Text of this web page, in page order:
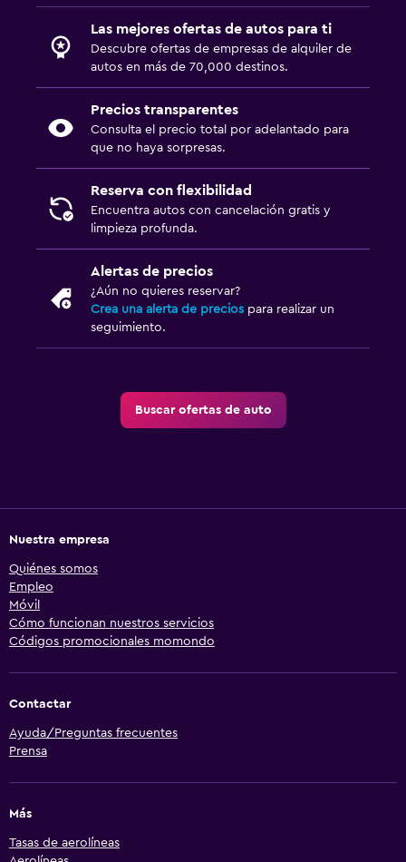
Las mejores ofertas de autos para ti
Descubre ofertas de empresas de alquiler de
autos en más de 70,000 destinos.
Precios transparentes
Consulta el precio total por adelantado para
que no haya sorpresas.
Reserva con flexibilidad
Encuentra autos con cancelación gratis y
limpieza profunda.
Alertas de precios
¿Aún no quieres reservar?
Crea una alerta de precios para realizar un
seguimiento.
Buscar ofertas de auto
Nuestra empresa
Quiénes somos
Empleo
Móvil
Cómo funcionan nuestros servicios
Códigos promocionales momondo
Contactar
Ayuda/Preguntas frecuentes
Prensa
Más
Tasas de aerolíneas